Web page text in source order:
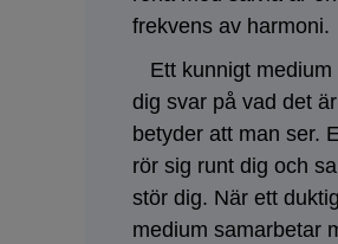
frekvens av harmoni.
Ett kunnigt medium
dig svar på vad det
betyder att man ser.
rör sig runt dig och
stör dig. När ett
medium samarbetar